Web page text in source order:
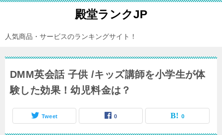
殿堂ランクJP
人気商品・サービスのランキングサイト！
DMM英会話 子供 /キッズ講師を小学生が体
験した効果！幼児料金は？
Tweet 0 0